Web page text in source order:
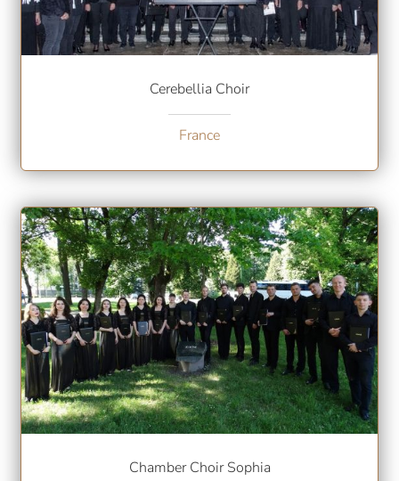
Cerebellia Choir
France
Chamber Choir Sophia